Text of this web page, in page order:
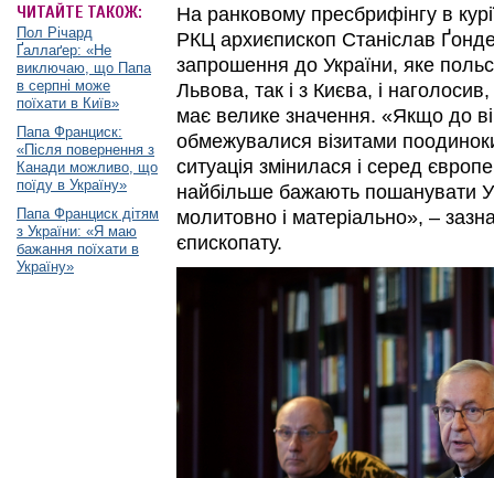
ЧИТАЙТЕ ТАКОЖ:
Пол Річард
Ґаллаґер: «Не
виключаю, що Папа
в серпні може
поїхати в Київ»
Папа Франциск:
«Після повернення з
Канади можливо, що
поїду в Україну»
Папа Франциск дітям
з України: «Я маю
бажання поїхати в
Україну»
На ранковому пресбрифінгу в
РКЦ архиєпископ Станіслав
запрошення до України, яке
Львова, так і з Києва, і
має велике значення. «Якщо до
обмежувалися візитами
ситуація змінилася і серед
найбільше бажають пошанувати
молитовно і матеріально», –
єпископату.